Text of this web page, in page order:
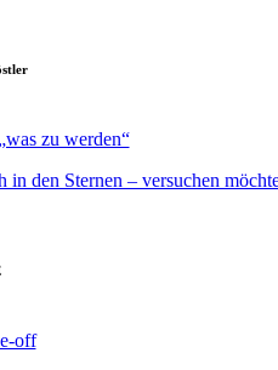
zu werden“
den Sternen – versuchen
off